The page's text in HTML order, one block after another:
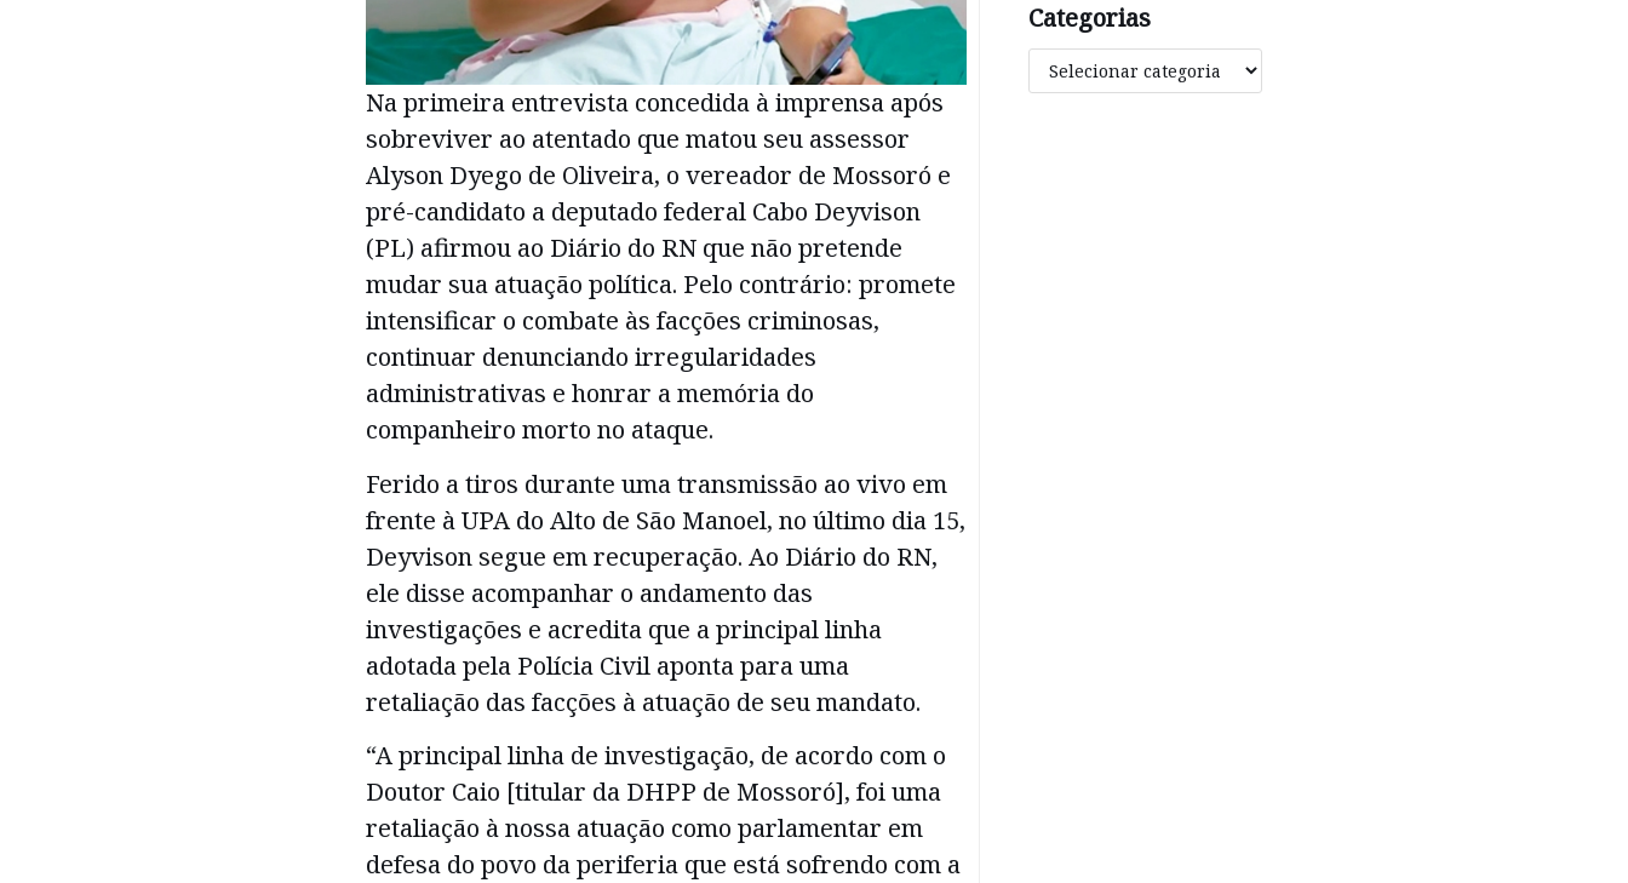
Na primeira entrevista concedida à imprensa após
sobreviver ao atentado que matou seu assessor
Alyson Dyego de Oliveira, o vereador de Mossoró e
pré-candidato a deputado federal Cabo Deyvison
(PL) afirmou ao Diário do RN que não pretende
mudar sua atuação política. Pelo contrário: promete
intensificar o combate às facções criminosas,
continuar denunciando irregularidades
administrativas e honrar a memória do
companheiro morto no ataque.
Ferido a tiros durante uma transmissão ao vivo em
frente à UPA do Alto de São Manoel, no último dia 15,
Deyvison segue em recuperação. Ao Diário do RN,
ele disse acompanhar o andamento das
investigações e acredita que a principal linha
adotada pela Polícia Civil aponta para uma
retaliação das facções à atuação de seu mandato.
“A principal linha de investigação, de acordo com o
Doutor Caio [titular da DHPP de Mossoró], foi uma
retaliação à nossa atuação como parlamentar em
defesa do povo da periferia que está sofrendo com a
Categorias